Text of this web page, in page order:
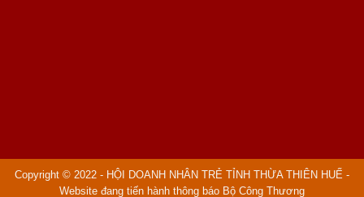
Copyright © 2022 - HỘI DOANH NHÂN TRẺ TỈNH THỪA THIÊN HUẾ -
Website đang tiến hành thông báo Bộ Công Thương